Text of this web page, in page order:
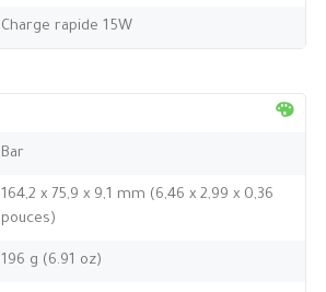
Charge rapide 15W
Bar
164,2 x 75,9 x 9,1 mm (6,46 x 2,99 x 0,36
pouces)
196 g (6.91 oz)